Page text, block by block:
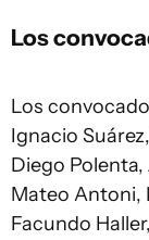
Los
Los
Ignacio
Diego
Mateo Antoni,
Facundo